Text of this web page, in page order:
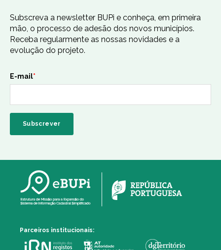
Subscreva a newsletter BUPi e conheça, em primeira
mão, o processo de adesão dos novos municípios.
Receba regularmente as nossas novidades e a
evolução do projeto.
E-mail*
Parceiros institucionais: